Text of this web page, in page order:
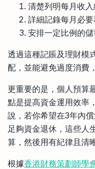
清楚列明每月收
詳細記錄每月必
安排一定比例的
透過這種記賬及理財模
配，並能避免過度消費
更重要的是，個人預算
點是提高資金運用效率
說，若你希望在3年內
足夠資金退休，這些人
算，然後用有紀律且清
根據香港財務策劃師學